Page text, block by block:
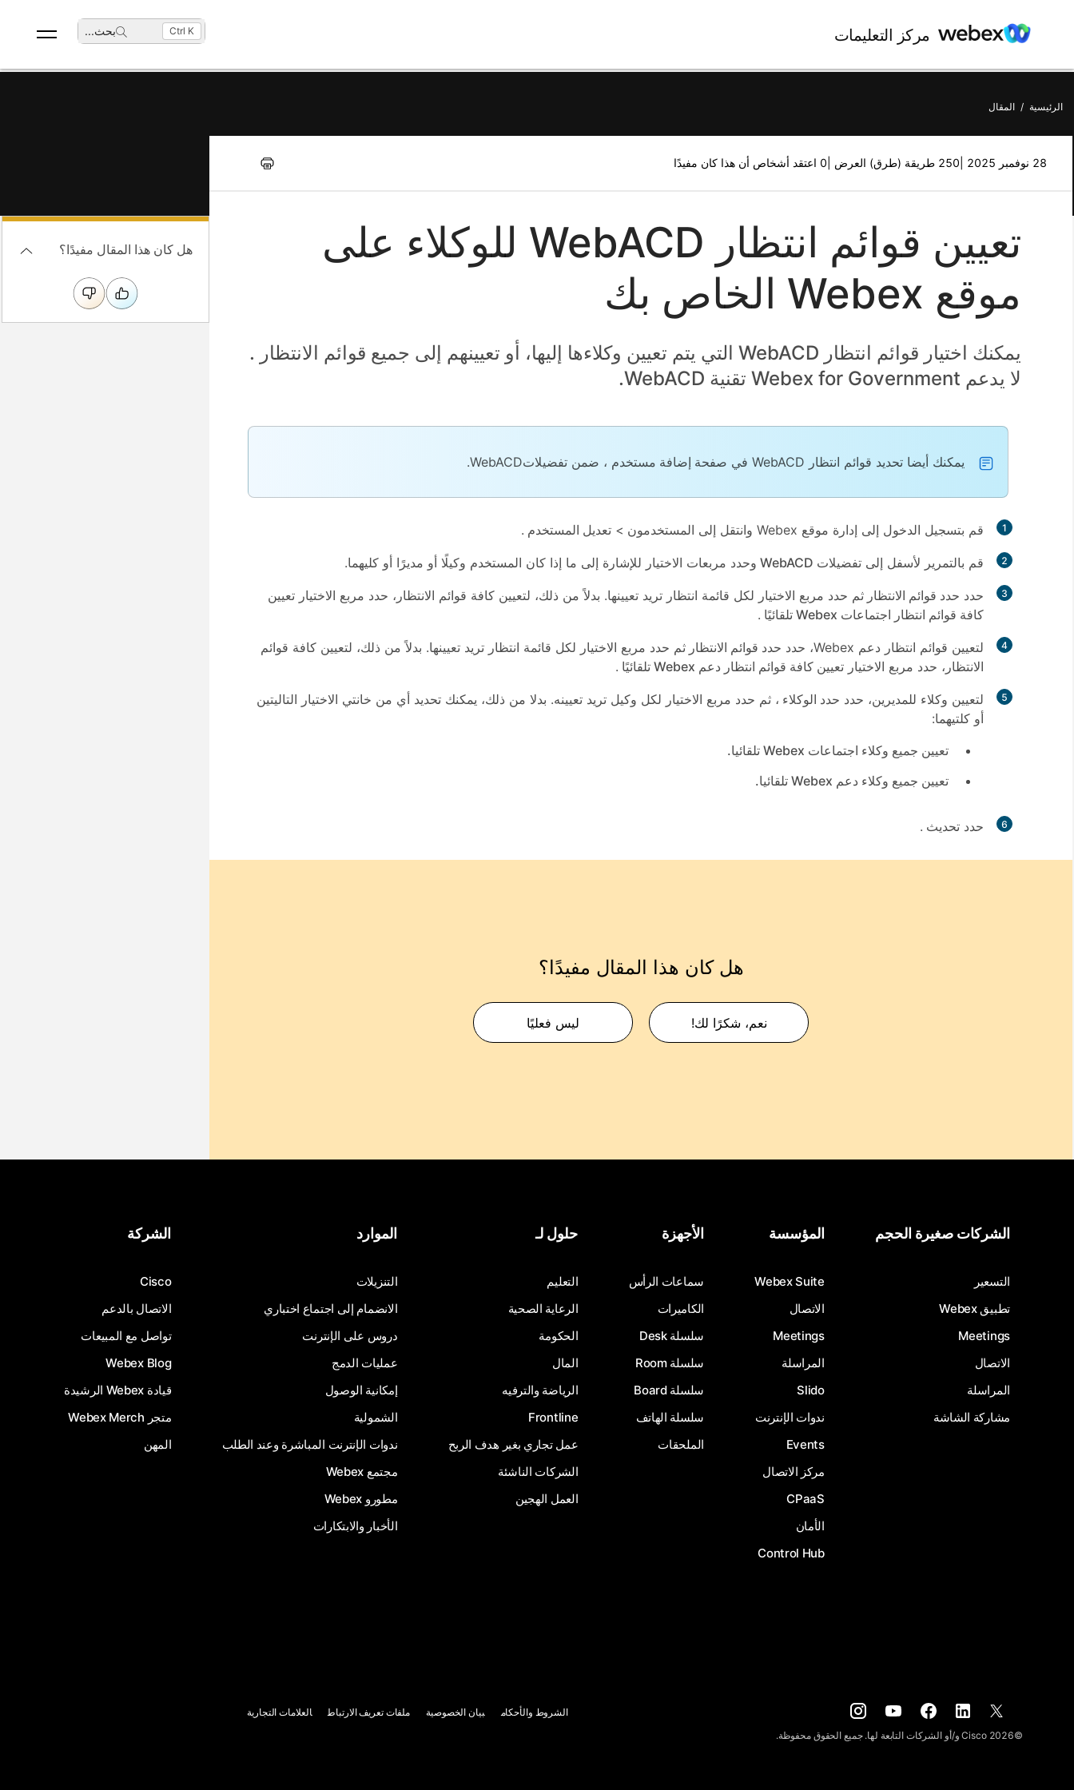
مركز التعليمات بحث... Ctrl K
الرئيسية / المقال
28 نوفمبر 2025 | 250 طريقة (طرق) العرض | 0 اعتقد أشخاص أن هذا كان مفيدًا
تعيين قوائم انتظار WebACD للوكلاء على
موقع Webex الخاص بك
يمكنك اختيار قوائم انتظار WebACD التي يتم تعيين وكلاءها إليها، أو تعيينهم إلى جميع قوائم الانتظار .
لا يدعم Webex for Government تقنية WebACD.
يمكنك أيضا تحديد قوائم انتظار WebACD في صفحة إضافة مستخدم ، ضمن تفضيلاتWebACD.
1 قم بتسجيل الدخول إلى إدارة موقع Webex وانتقل إلى المستخدمون > تعديل المستخدم .
2 قم بالتمرير لأسفل إلى تفضيلات WebACD وحدد مربعات الاختيار للإشارة إلى ما إذا كان المستخدم وكيلًا أو مديرًا أو كليهما.
3 حدد حدد قوائم الانتظار ثم حدد مربع الاختيار لكل قائمة انتظار تريد تعيينها. بدلاً من ذلك، لتعيين كافة قوائم الانتظار، حدد مربع الاختيار تعيين
كافة قوائم انتظار اجتماعات Webex تلقائيًا
.
4 لتعيين قوائم انتظار دعم Webex، حدد حدد قوائم الانتظار ثم حدد مربع الاختيار لكل قائمة انتظار تريد تعيينها. بدلاً من ذلك، لتعيين كافة قوائم
الانتظار، حدد مربع الاختيار تعيين كافة قوائم انتظار دعم Webex تلقائيًا .
5 لتعيين وكلاء للمديرين، حدد حدد الوكلاء ، ثم حدد مربع الاختيار لكل وكيل تريد تعيينه. بدلا من ذلك، يمكنك تحديد أي من خانتي الاختيار التاليتين
أو كلتيهما:
تعيين جميع وكلاء اجتماعات Webex تلقائيا.
تعيين جميع وكلاء دعم Webex تلقائيا.
6 حدد تحديث .
هل كان هذا المقال مفيدًا؟
نعم، شكرًا لك! ليس فعليًا
هل كان هذا المقال مفيدًا؟
الشركات صغيرة الحجم
التسعير
تطبيق Webex
Meetings
الاتصال
المراسلة
مشاركة الشاشة
المؤسسة
Webex Suite
الاتصال
Meetings
المراسلة
Slido
ندوات الإنترنت
Events
مركز الاتصال
CPaaS
الأمان
Control Hub
الأجهزة
سماعات الرأس
الكاميرات
سلسلة Desk
سلسلة Room
سلسلة Board
سلسلة الهاتف
الملحقات
حلول لـ
التعليم
الرعاية الصحية
الحكومة
المال
الرياضة والترفيه
Frontline
عمل تجاري بغير هدف الربح
الشركات الناشئة
العمل الهجين
الموارد
التنزيلات
الانضمام إلى اجتماع اختباري
دروس على الإنترنت
عمليات الدمج
إمكانية الوصول
الشمولية
ندوات الإنترنت المباشرة وعند الطلب
مجتمع Webex
مطورو Webex
الأخبار والابتكارات
الشركة
Cisco
الاتصال بالدعم
تواصل مع المبيعات
Webex Blog
قيادة Webex الرشيدة
متجر Webex Merch
المهن
©
2026 Cisco و/أو الشركات التابعة لها. جميع الحقوق محفوظة.
الشروط والأحكام بيان الخصوصية ملفات تعريف الارتباط العلامات التجارية